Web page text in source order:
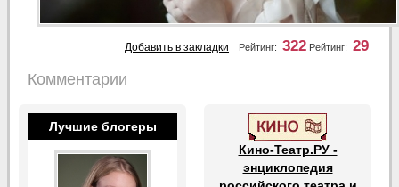
Рейтинг: 29
Рейтинг: 322
Добавить в закладки
Комментарии
Лучшие блогеры
Кино-Театр.РУ -
энциклопедия